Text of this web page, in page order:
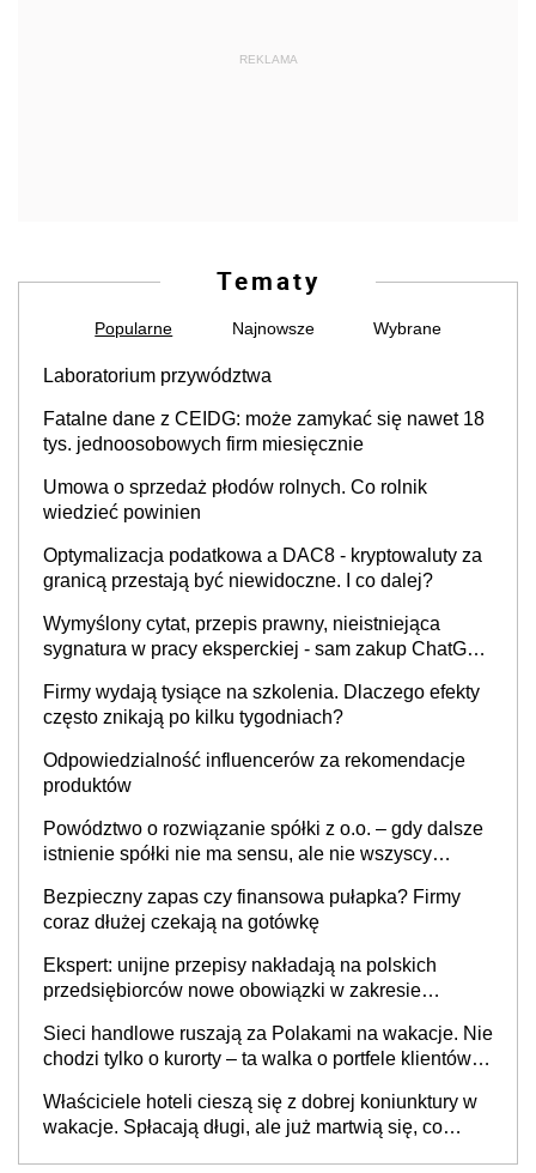
REKLAMA
Tematy
Popularne Najnowsze Wybrane
Laboratorium przywództwa
Fatalne dane z CEIDG: może zamykać się nawet 18
tys. jednoosobowych firm miesięcznie
Umowa o sprzedaż płodów rolnych. Co rolnik
wiedzieć powinien
Optymalizacja podatkowa a DAC8 - kryptowaluty za
granicą przestają być niewidoczne. I co dalej?
Wymyślony cytat, przepis prawny, nieistniejąca
sygnatura w pracy eksperckiej - sam zakup ChatGPT
Firmy wydają tysiące na szkolenia. Dlaczego efekty
często znikają po kilku tygodniach?
Odpowiedzialność influencerów za rekomendacje
produktów
Powództwo o rozwiązanie spółki z o.o. – gdy dalsze
istnienie spółki nie ma sensu, ale nie wszyscy
Bezpieczny zapas czy finansowa pułapka? Firmy
coraz dłużej czekają na gotówkę
Ekspert: unijne przepisy nakładają na polskich
przedsiębiorców nowe obowiązki w zakresie
Sieci handlowe ruszają za Polakami na wakacje. Nie
chodzi tylko o kurorty – ta walka o portfele klientów
cichu
Właściciele hoteli cieszą się z dobrej koniunktury w
wakacje. Spłacają długi, ale już martwią się, co